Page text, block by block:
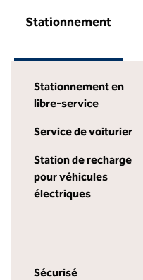
Stationnement
Stationnement en
libre-service
Service de voiturier
Station de recharge
pour véhicules
électriques
Sécurisé